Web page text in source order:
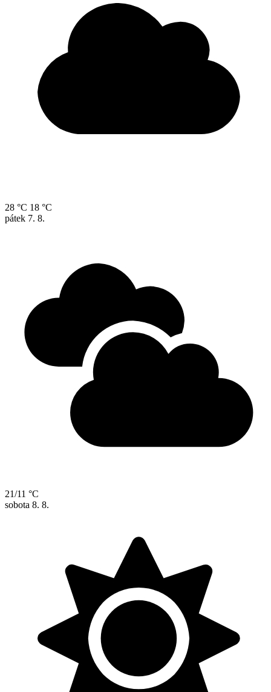
28 °C 18 °C
pátek 7. 8.
21/11 °C
sobota 8. 8.